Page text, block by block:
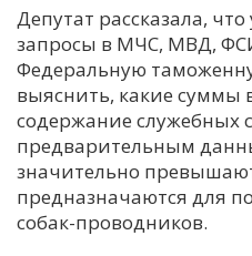
М
Н
Депутат рассказала,
запросы в МЧС, МВД,
Федеральную
выяснить, какие суммы
содержание служебных
предварительным
значительно
предназначаются для
собак-проводников.